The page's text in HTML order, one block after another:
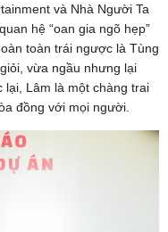
và Nhà Người Ta
hệ “oan gia ngõ hẹp”
toàn trái ngược là Tùng
vừa ngầu nhưng lại
Lâm là một chàng trai
đồng với mọi người.